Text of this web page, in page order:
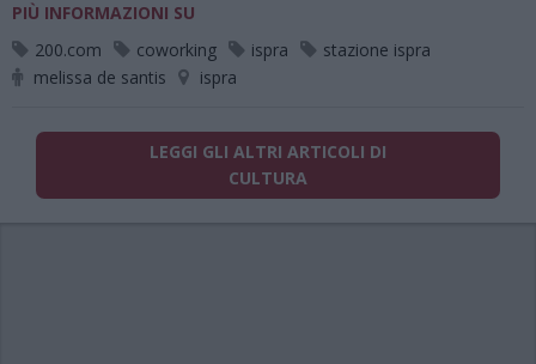
PIÙ INFORMAZIONI SU
200.com
coworking ispra
stazione ispra
melissa de santis
ispra
LEGGI GLI ALTRI ARTICOLI DI
CULTURA